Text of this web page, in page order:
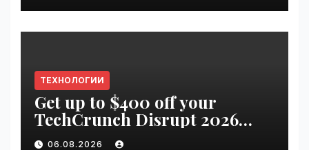
ТЕХНОЛОГИИ
Get up to $400 off your
TechCrunch Disrupt 2026
pass until Friday | VseTime.ru
06.08.2026